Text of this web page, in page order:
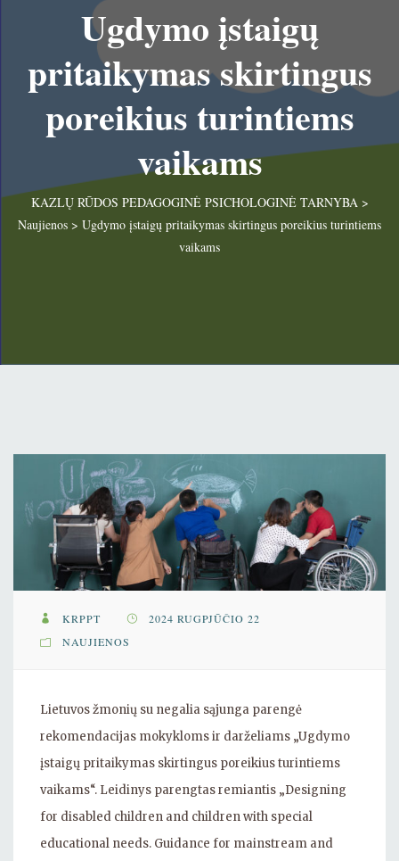
Ugdymo įstaigų
pritaikymas skirtingus
poreikius turintiems
vaikams
KAZLŲ RŪDOS PEDAGOGINĖ PSICHOLOGINĖ TARNYBA>
Naujienos > Ugdymo įstaigų pritaikymas skirtingus poreikius turintiems
vaikams
KRPPT
2024 RUGPJŪČIO 22
NAUJIENOS
Lietuvos žmonių su negalia sąjunga parengė
rekomendacijas mokykloms ir darželiams „Ugdymo
įstaigų pritaikymas skirtingus poreikius turintiems
vaikams“. Leidinys parengtas remiantis „Designing
for disabled children and children with special
educational needs. Guidance for mainstream and